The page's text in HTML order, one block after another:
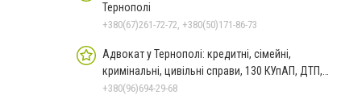
Тернополі
+380(67)261-72-72, +380(50)171-86-73
Адвокат у Тернополі: кредитні, сімейні,
кримінальні, цивільні справи, 130 КУпАП, ДТП,
банкрутство
+380(96)694-29-68